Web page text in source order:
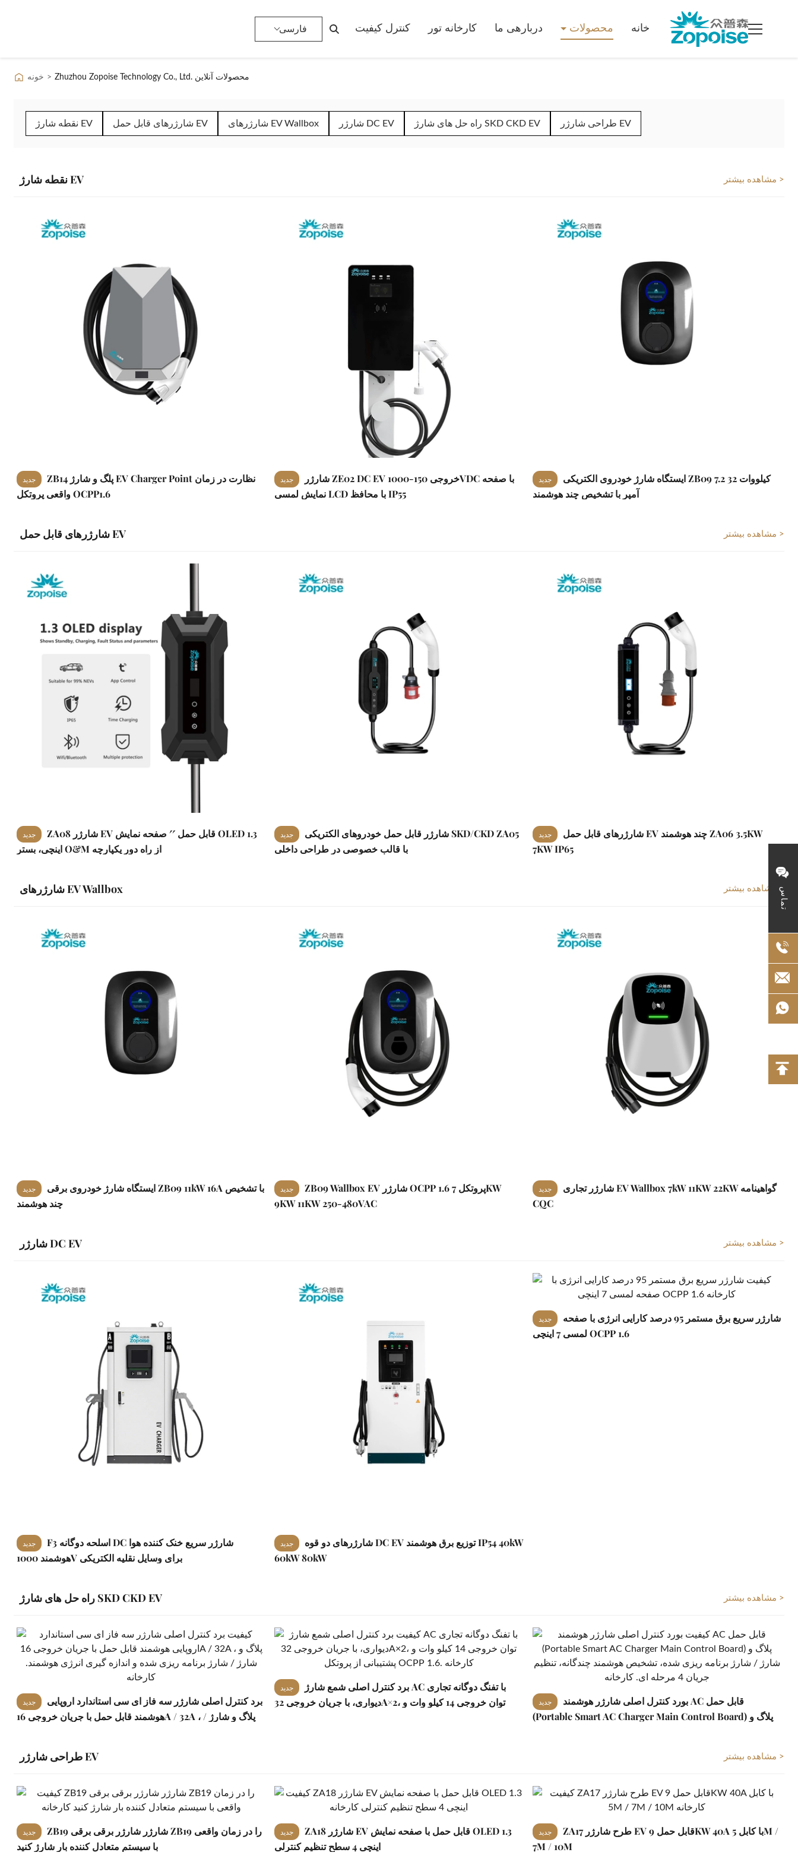
تماس
خانه محصولات دربارهی ما کارخانه تور کنترل کیفیت فارسی
خونه > Zhuzhou Zopoise Technology Co., Ltd. محصولات آنلاین
نقطه شارژ EV شارژرهای قابل حمل EV شارژرهای EV Wallbox شارژر DC EV راه حل های شارژ SKD CKD EV طراحی شارژر EV
نقطه شارژ EV مشاهده بیشتر >
جدید
ZB14 پلگ و شارژ EV Charger Point نظارت در زمان
واقعی پروتکل OCPP1.6
جدید
نمایش لمسی LCD با محافظ IP55
جدید
آمپر با تشخیص چند هوشمند
شارژرهای قابل حمل EV مشاهده بیشتر >
جدید
ZA08 شارژر EV قابل حمل ′′ صفحه نمایش OLED 1.3
اینچی، بستر O&M از راه دور یکپارچه
جدید
با قالب خصوصی در طراحی داخلی
جدید
7KW IP65
شارژرهای EV Wallbox مشاهده بیشتر >
جدید
چند هوشمند
جدید
ZB09 Wallbox EV شارژر OCPP 1.6 پروتکل 7KW
9KW 11KW 250-480VAC
جدید
CQC
شارژر DC EV مشاهده بیشتر >
جدید
F3 اسلحه دوگانه DC شارژر سریع خنک کننده هوا
هوشمند 1000V برای وسایل نقلیه الکتریکی
جدید
60kW 80kW
جدید
لمسی 7 اینچی OCPP 1.6
راه حل های شارژ SKD CKD EV مشاهده بیشتر >
جدید
هوشمند قابل حمل با جریان خروجی 16A / 32A ، پلاگ و شارژ /
جدید
دیواری، با جریان خروجی 32A×2، توان خروجی 14 کیلو وات و
جدید
(Portable Smart AC Charger Main Control Board) پلاگ و
طراحی شارژر EV مشاهده بیشتر >
جدید
ZB19 شارژر شارژر برقی برقی ZB19 را در زمان واقعی
با سیستم متعادل کننده بار شارژ کنید
جدید
ZA18 شارژر EV قابل حمل با صفحه نمایش OLED 1.3
اینچی 4 سطح تنظیم کنترلی
جدید
ZA17 طرح شارژر EV قابل حمل 9KW 40A با کابل 5M /
7M / 10M